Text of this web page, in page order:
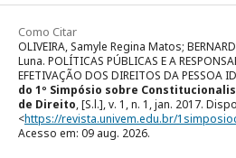
Como Citar
OLIVEIRA, Samyle Regina Matos;
Luna. POLÍTICAS PÚBLICAS E A
EFETIVAÇÃO DOS DIREITOS DA PESSOA
do 1º Simpósio sobre
de Direito, [S.l.], v. 1, n. 1, jan. 2017.
<https://revista.univem.edu.br/
Acesso em: 09 aug. 2026.